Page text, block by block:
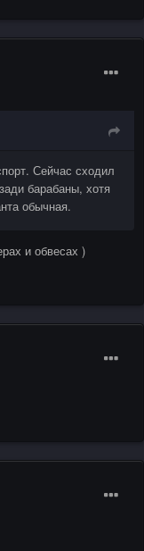
Сейчас сходил
барабаны, хотя
обычная.
и обвесах )